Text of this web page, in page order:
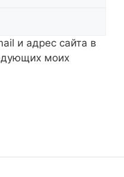
и адрес сайта в
моих